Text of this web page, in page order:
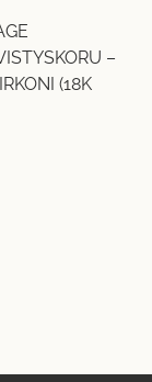
–
(18K